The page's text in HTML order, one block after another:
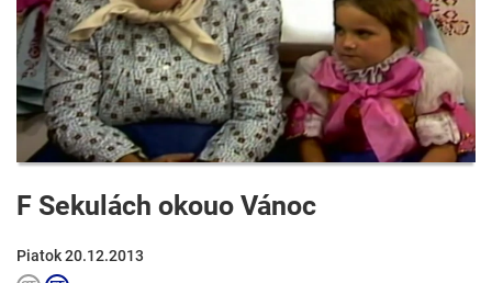
F Sekulách okouo Vánoc
Piatok 20.12.2013